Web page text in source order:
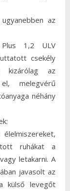
az
Plus 1,2 ULV
csekély
kizárólag az
melegvérű
néhány
ruhákat a
letakarni. A
javasolt az
külső levegőt